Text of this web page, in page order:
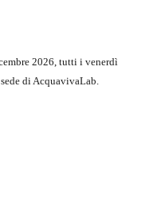
2026, tutti i venerdì
di AcquavivaLab.